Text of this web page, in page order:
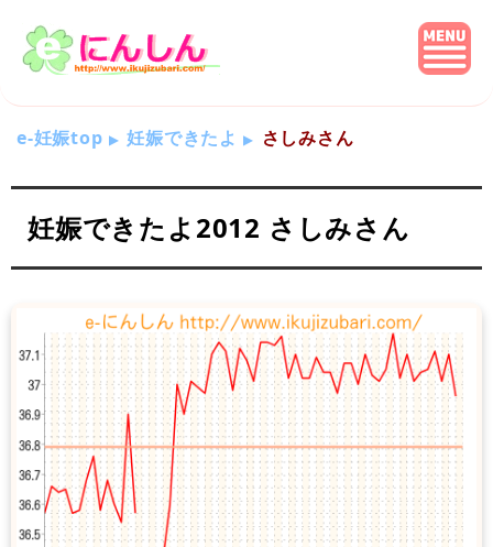
e-妊娠top 妊娠できたよ さしみさん
妊娠できたよ2012 さしみさん